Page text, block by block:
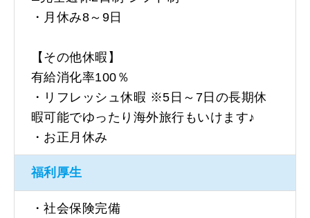
・月休み8～9日
【その他休暇】
有給消化率100％
・リフレッシュ休暇 ※5日～7日の長期休
暇可能でゆったり海外旅行もいけます♪
・お正月休み
福利厚生
・社会保険完備